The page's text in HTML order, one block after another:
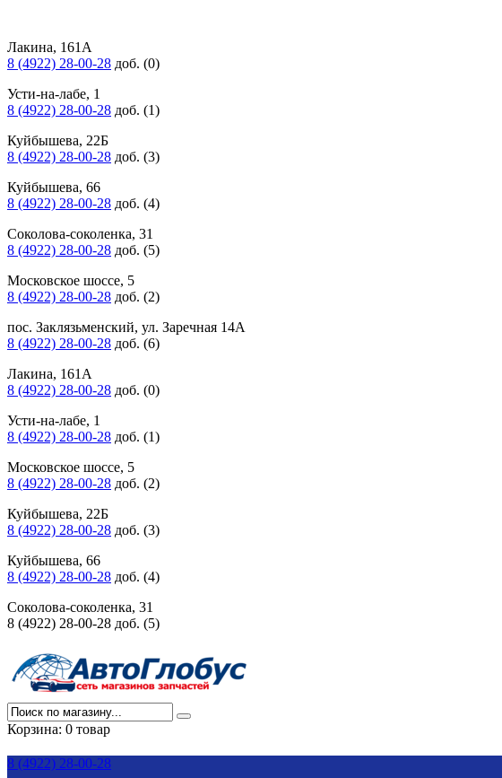
Лакина, 161А
8 (4922) 28-00-28 доб. (0)
Усти-на-лабе, 1
8 (4922) 28-00-28 доб. (1)
Куйбышева, 22Б
8 (4922) 28-00-28 доб. (3)
Куйбышева, 66
8 (4922) 28-00-28 доб. (4)
Соколова-соколенка, 31
8 (4922) 28-00-28 доб. (5)
Московское шоссе, 5
8 (4922) 28-00-28 доб. (2)
пос. Заклязьменский, ул. Заречная 14А
8 (4922) 28-00-28 доб. (6)
Лакина, 161А
8 (4922) 28-00-28 доб. (0)
Усти-на-лабе, 1
8 (4922) 28-00-28 доб. (1)
Московское шоссе, 5
8 (4922) 28-00-28 доб. (2)
Куйбышева, 22Б
8 (4922) 28-00-28 доб. (3)
Куйбышева, 66
8 (4922) 28-00-28 доб. (4)
Соколова-соколенка, 31
8 (4922) 28-00-28 доб. (5)
Корзина: 0 товар
8 (4922) 28-00-28